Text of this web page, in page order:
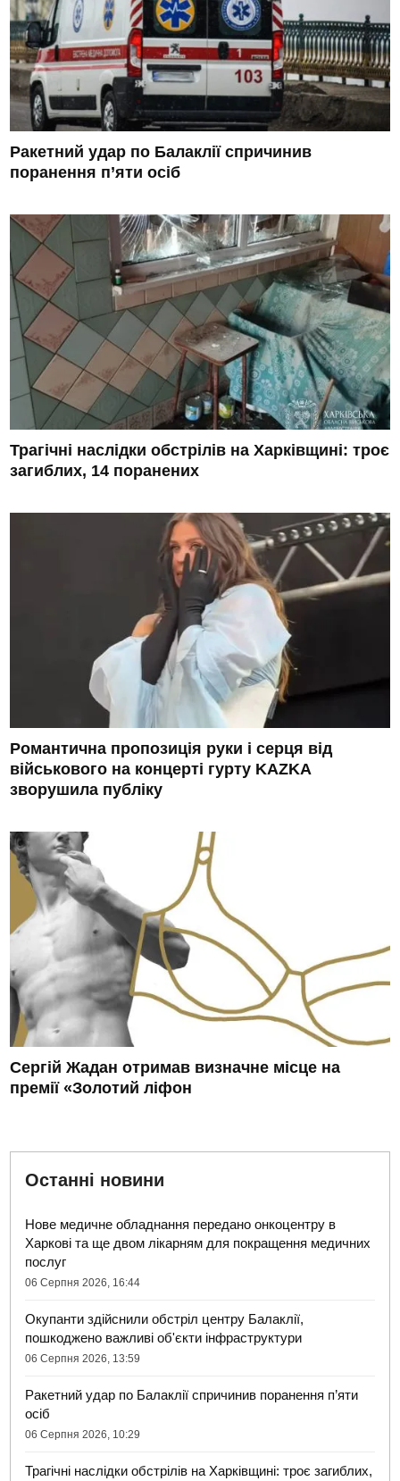
Ракетний удар по Балаклії спричинив
поранення п’яти осіб
Трагічні наслідки обстрілів на Харківщині: троє
загиблих, 14 поранених
Романтична пропозиція руки і серця від
військового на концерті гурту KAZKA
зворушила публіку
Сергій Жадан отримав визначне місце на
премії «Золотий ліфон
Останні новини
Нове медичне обладнання передано онкоцентру в
Харкові та ще двом лікарням для покращення медичних
послуг
06 Серпня 2026, 16:44
Окупанти здійснили обстріл центру Балаклії,
пошкоджено важливі об'єкти інфраструктури
06 Серпня 2026, 13:59
Ракетний удар по Балаклії спричинив поранення п’яти
осіб
06 Серпня 2026, 10:29
Трагічні наслідки обстрілів на Харківщині: троє загиблих,